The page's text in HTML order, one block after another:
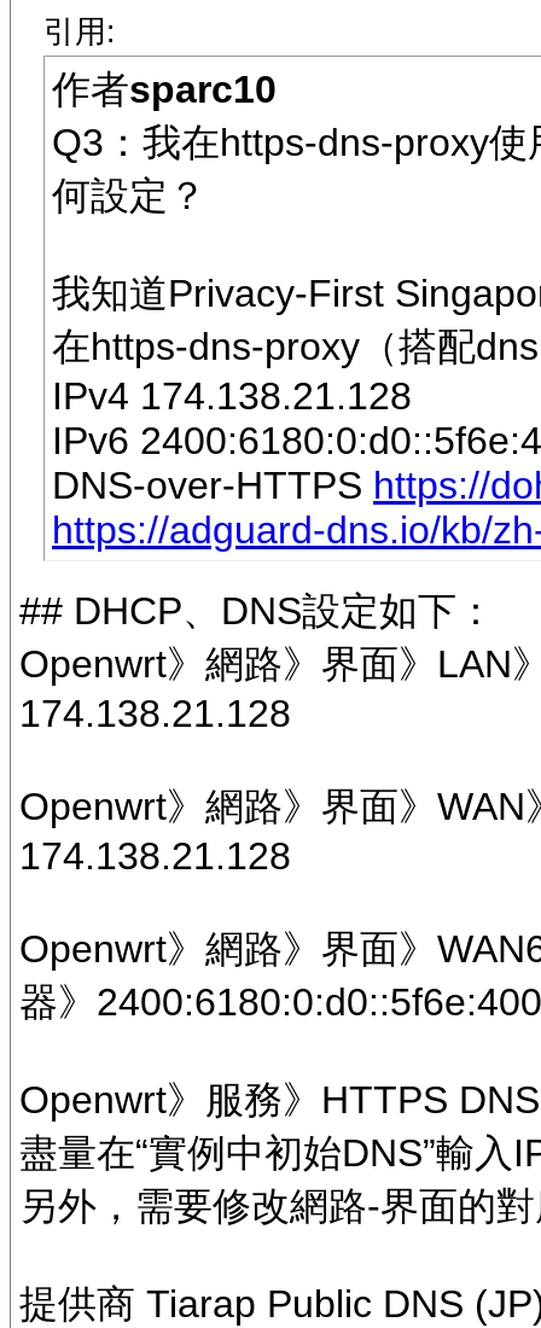
引用:
作者sparc10
Q3：我在https-dns-proxy
何設定？
我知道Privacy-First
在https-dns-proxy（搭配
IPv4 174.138.21.128
IPv6
DNS-over-HTTPS https://
https://adguard-dns.io/kb/
## DHCP、DNS設定如下：
Openwrt》網路》界面》LAN
174.138.21.128
Openwrt》網路》界面》
174.138.21.128
Openwrt》網路》界面》
器》
Openwrt》服務》HTTPS
盡量在“實例中初始DNS”輸入
另外，需要修改網路-界面的
提供商 Tiarap Public DNS